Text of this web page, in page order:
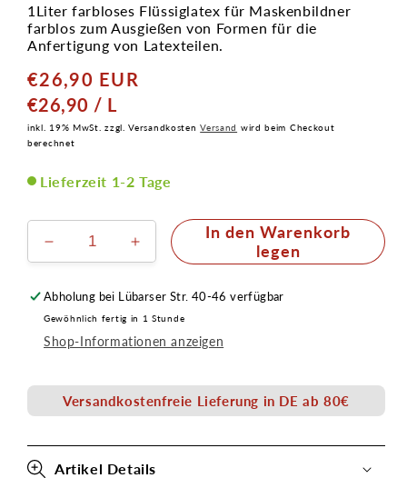
1Liter farbloses Flüssiglatex für Maskenbildner
farblos zum Ausgießen von Formen für die
Anfertigung von Latexteilen.
Normaler
Preis
€26,90 EUR
GRUNDPREIS
€26,90 / PRO
L
inkl. 19% MwSt. zzgl. VersandkostenVersand wird beim Checkout
berechnet
Lieferzeit 1-2 Tage
Verringere
die
Menge
für
Latexmilch
farblos
1Liter
Senjo
Color
Erhöhe
die
Menge
für
Latexmilch
farblos
1Liter
Senjo
Color
In den Warenkorb
legen
Abholung bei Lübarser Str. 40-46 verfügbar
Gewöhnlich fertig in 1 Stunde
Shop-Informationen anzeigen
Versandkostenfreie Lieferung in DE ab 80€
Artikel Details